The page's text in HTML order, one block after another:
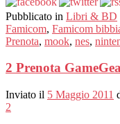
Pubblicato in Libri & BD
Famicom, Famicom
Prenota, mook, nes,
2 Prenota
Inviato il 5 Maggio 2011
2